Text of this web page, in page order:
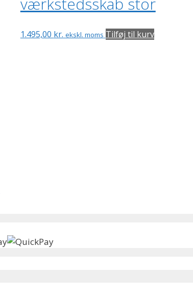
1.495,00 kr. ekskl. moms Tilføj til kurv